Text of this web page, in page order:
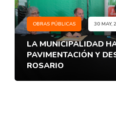
OBRAS PÚBLICAS 30 MAY,
LA MUNICIPALIDAD
PAVIMENTACIÓN Y
ROSARIO